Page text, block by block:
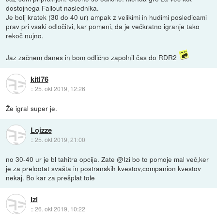
dostojnega Fallout naslednika.
Je bolj kratek (30 do 40 ur) ampak z velikimi in hudimi posledicami
prav pri vsaki odločitvi, kar pomeni, da je večkratno igranje tako
rekoč nujno.
Jaz začnem danes in bom odlično zapolnil čas do RDR2
kitl76
::25. okt 2019, 12:26
Že igral super je.
Lojzze
::25. okt 2019, 21:00
no 30-40 ur je bl tahitra opcija. Zate @Izi bo to pomoje mal več,ker
je za prelootat svašta in postranskih kvestov,companion kvestov
nekaj. Bo kar za prešplat tole
Izi
::26. okt 2019, 10:22